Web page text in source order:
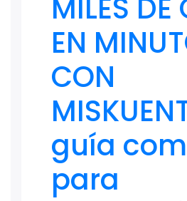
MILES DE
EN
CON
guía
para